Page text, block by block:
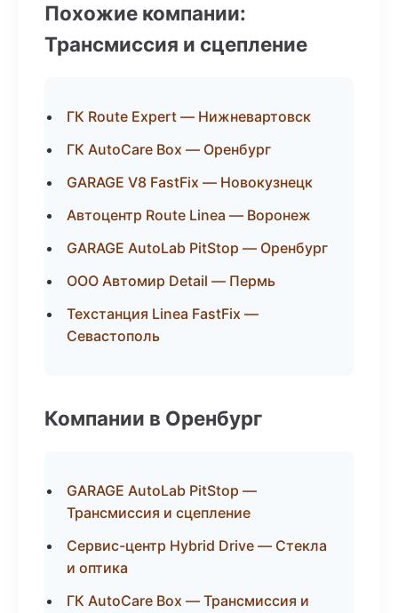
Похожие компании:
Трансмиссия и сцепление
ГК Route Expert — Нижневартовск
ГК AutoCare Box — Оренбург
GARAGE V8 FastFix — Новокузнецк
Автоцентр Route Linea — Воронеж
GARAGE AutoLab PitStop — Оренбург
ООО Автомир Detail — Пермь
Техстанция Linea FastFix —
Севастополь
Компании в Оренбург
GARAGE AutoLab PitStop —
Трансмиссия и сцепление
Сервис-центр Hybrid Drive — Стекла
и оптика
ГК AutoCare Box — Трансмиссия и